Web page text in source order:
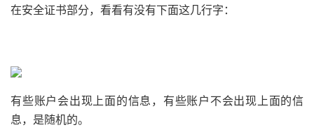
在安全证书部分，看看有没有下面这几行字：
有些账户会出现上面的信息，有些账户不会出现上面的信
息，是随机的。